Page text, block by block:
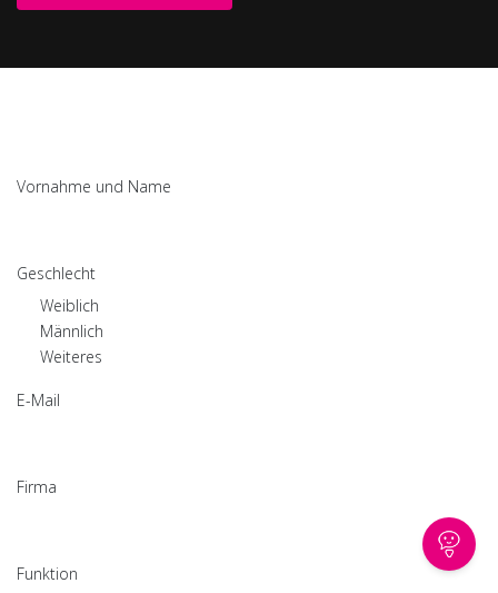
Vornahme und Name
Geschlecht
Weiblich
Männlich
Weiteres
E-Mail
Firma
Funktion